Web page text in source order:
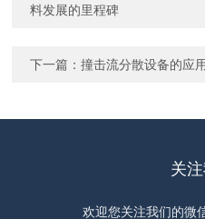
料发展的里程碑
下一篇：撞击流分散设备的应
关
欢迎您关注我们的微